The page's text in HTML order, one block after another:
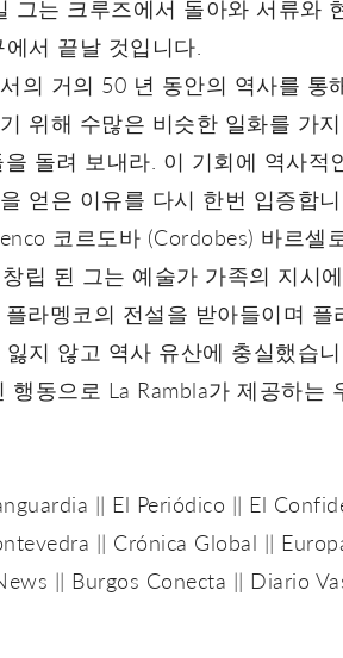
그는 크루즈에서 돌아와 서류와
서 끝날 것입니다.
의 거의 50 년 동안의 역사를 통
위해 수많은 비슷한 일화를 가
을 돌려 보내라. 이 기회에 역사
얻은 이유를 다시 한번 입증합니
코르도바 (Cordobes) 바르
립 된 그는 예술가 가족의 지시
라멩코의 전설을 받아들이며
지 않고 역사 유산에 충실했습
행동으로 La Rambla가 제공하는
|| El Periódico || El
|| Crónica Global ||
|| Burgos Conecta || Diario